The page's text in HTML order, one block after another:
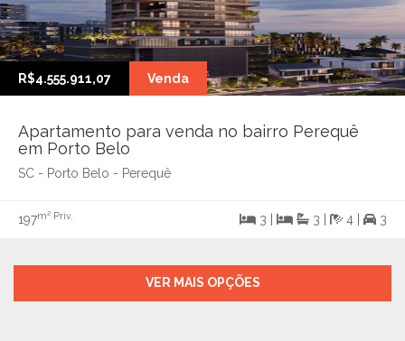
R$4.555.911,07 Venda
Apartamento para venda no bairro Perequê
em Porto Belo
SC - Porto Belo - Perequê
197m² Priv. 3 | 3 | 4 | 3
VER MAIS OPÇÕES